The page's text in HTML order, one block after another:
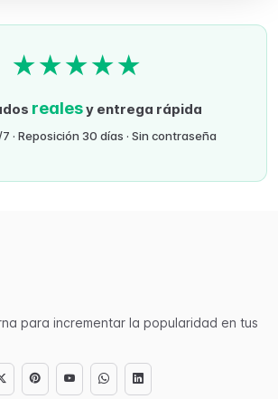
★★★★★
realesy entrega rápida
· Reposición 30 días · Sin contraseña
para incrementar la popularidad en tus